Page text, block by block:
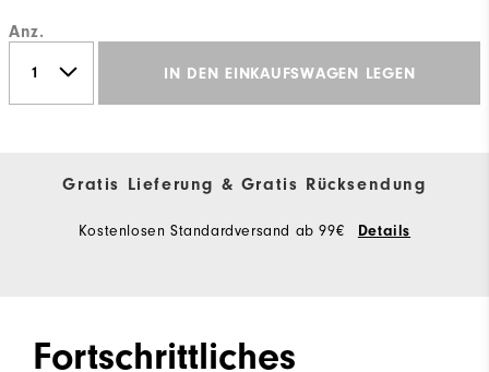
Anz.
IN DEN EINKAUFSWAGEN LEGEN
Gratis Lieferung & Gratis Rücksendung
Kostenlosen Standardversand ab 99€ Details
Fortschrittliches